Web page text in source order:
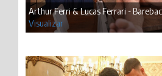
Arthur Ferri & Lucas Ferrari -
Visualizar